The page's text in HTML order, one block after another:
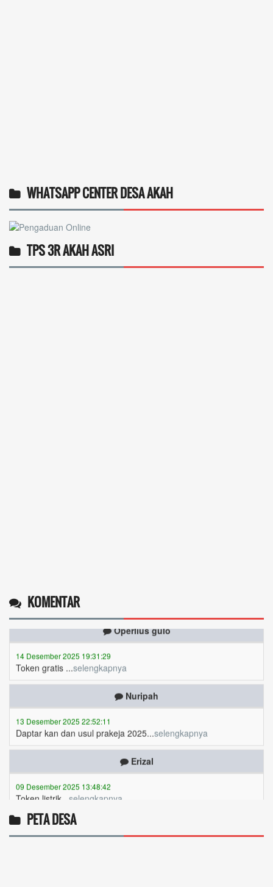
WHATSAPP CENTER DESA AKAH
TPS 3R AKAH ASRI
KOMENTAR
14 Desember 2025 19:31:29
Token gratis ...selengkapnya
Nuripah
Daptar kan dan usul prakeja 2025...selengkapnya
Erizal
Token listrik...selengkapnya
PETA DESA